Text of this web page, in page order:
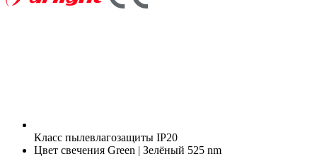
Класс пылевлагозащиты IP20
Цвет свечения Green | Зелёный 525 nm